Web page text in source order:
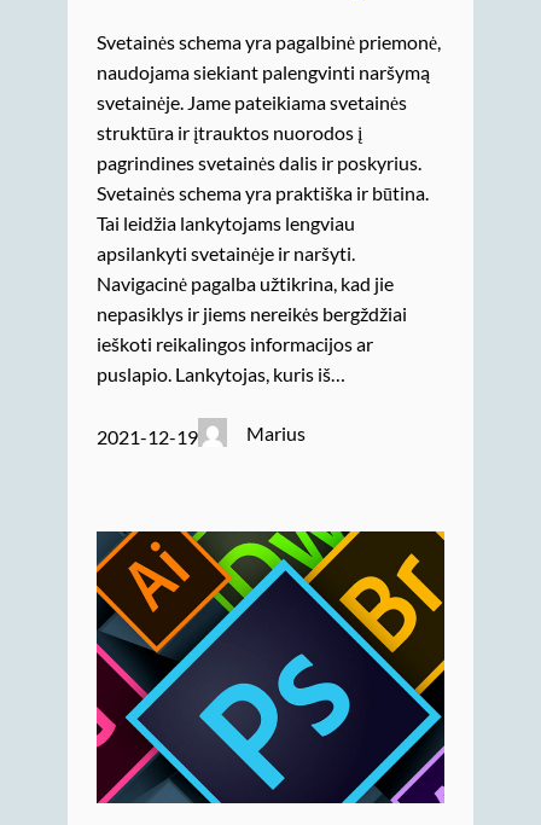
Svetainės schema yra pagalbinė priemonė,
naudojama siekiant palengvinti naršymą
svetainėje. Jame pateikiama svetainės
struktūra ir įtrauktos nuorodos į
pagrindines svetainės dalis ir poskyrius.
Svetainės schema yra praktiška ir būtina.
Tai leidžia lankytojams lengviau
apsilankyti svetainėje ir naršyti.
Navigacinė pagalba užtikrina, kad jie
nepasiklys ir jiems nereikės bergždžiai
ieškoti reikalingos informacijos ar
puslapio. Lankytojas, kuris iš…
2021-12-19 Marius